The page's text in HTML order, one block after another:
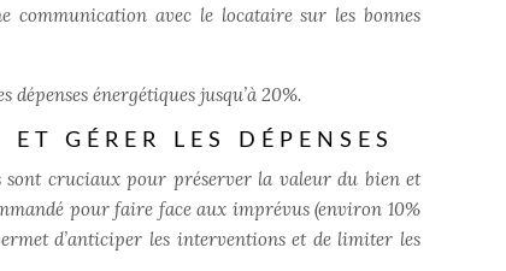
communication avec le locataire sur les bonnes
énergétiques jusqu’à 20%.
GÉRER LES DÉPENSES
cruciaux pour préserver la valeur du bien et
pour faire face aux imprévus (environ 10%
d’anticiper les interventions et de limiter les